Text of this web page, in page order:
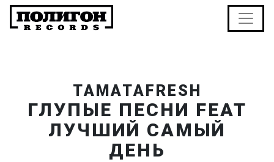
TAMATAFRESH
ГЛУПЫЕ ПЕСНИ FEAT
ЛУЧШИЙ САМЫЙ
ДЕНЬ